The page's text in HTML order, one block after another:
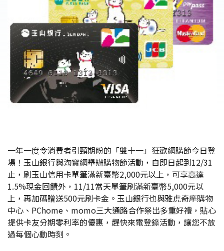
一年一度令消費者引頸期盼的「雙十一」狂歡網購節今日登
場！玉山銀行與淘寶網舉辦購物節活動，自即日起到12/31
止，刷玉山信用卡單筆滿新臺幣2,000元以上，可享高達
1.5%現金回饋外，11/11當天單筆刷滿新臺幣5,000元以
上，再加碼贈送500元刷卡金。玉山銀行也與雅虎奇摩購物
中心、PChome、momo三大通路合作祭出多重好禮，貼心
提供卡友分期零利率的優惠，趕快來電登錄活動，讓您不放
過每個心動時刻。